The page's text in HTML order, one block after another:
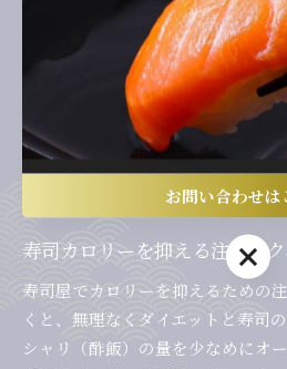
成功例としては、低カロリーなネ
ダや味噌汁などの副菜を組み合わ
摂取カロリーも抑えられます。寿
ェックし、自分の適正量を知るこ
寿司カロリーを抑える注文テ
寿司屋でカロリーを抑えるための
くと、無理なくダイエットと寿司
シャリ（酢飯）の量を少なめにオ
お問い合わせは
お問い合わせは